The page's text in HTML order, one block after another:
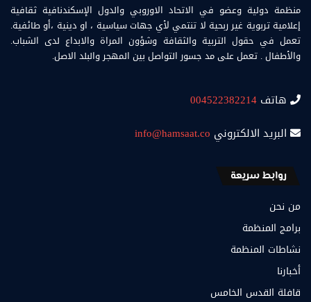
منظمة دولية وعضو في الاتحاد الاوروبي والدول الإسكندنافية ثقافية
إعلامية تربوية غير ربحية لا تنتمي لأي جهات سياسية ، او دينية ،أو طائفية.
تعمل في حقول التربية والثقافة وشؤون المراة والابداع لدى الشباب.
والأطفال . تعمل على مد جسور التواصل بين المهجر والبلد الاصل.
هاتف 004522382214
البريد الالكتروني info@hamsaat.co
روابط سريعة
من نحن
برامج المنظمة
نشاطات المنظمة
أخبارنا
قافلة القدس الخامس